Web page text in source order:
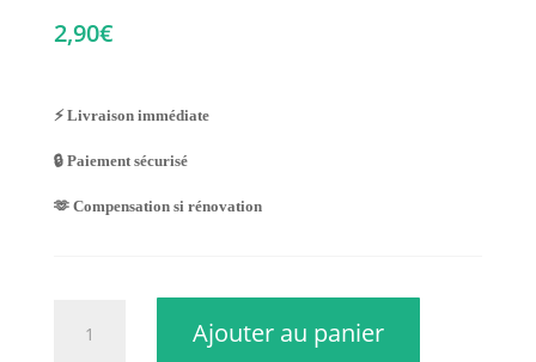
2,90€
⚡ Livraison immédiate
🔒 Paiement sécurisé
🫶 Compensation si rénovation
Ajouter au panier